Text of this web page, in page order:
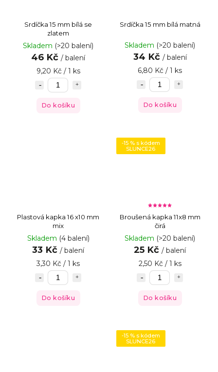
Srdíčka 15 mm bílá se
zlatem
Skladem (>20 balení)
46 Kč / balení
9,20 Kč / 1 ks
Do košíku
Srdíčka 15 mm bílá matná
Skladem (>20 balení)
34 Kč / balení
6,80 Kč / 1 ks
Do košíku
Plastová kapka 16 x10 mm
mix
Skladem (4 balení)
33 Kč / balení
3,30 Kč / 1 ks
Do košíku
-15 % s kódem
SLUNCE26
Broušená kapka 11x8 mm
čirá
Skladem (>20 balení)
25 Kč / balení
2,50 Kč / 1 ks
Do košíku
-15 % s kódem
SLUNCE26